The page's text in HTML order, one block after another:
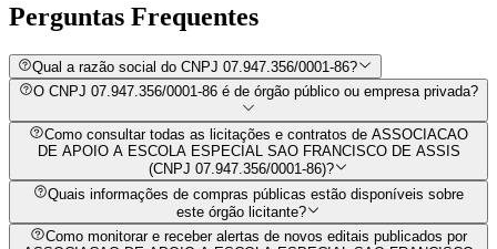
Perguntas Frequentes
Qual a razão social do CNPJ 07.947.356/0001-86?
O CNPJ 07.947.356/0001-86 é de órgão público ou empresa privada?
Como consultar todas as licitações e contratos de ASSOCIACAO
DE APOIO A ESCOLA ESPECIAL SAO FRANCISCO DE ASSIS
(CNPJ 07.947.356/0001-86)?
Quais informações de compras públicas estão disponíveis sobre
este órgão licitante?
Como monitorar e receber alertas de novos editais publicados por